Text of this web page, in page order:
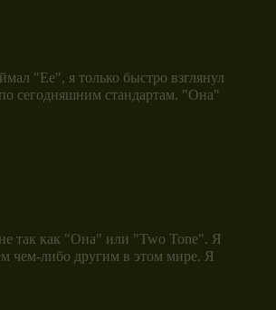
"Ее", я только быстро взглянул
сегодняшним стандартам. "Она"
так как "Она" или "Two Tone". Я
чем-либо другим в этом мире. Я